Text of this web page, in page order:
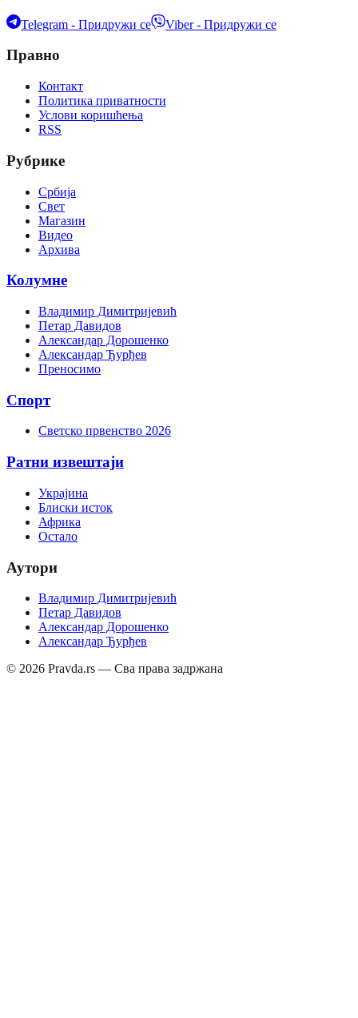
Telegram - Придружи се Viber - Придружи се
Правно
Контакт
Политика приватности
Услови коришћења
RSS
Рубрике
Србија
Свет
Магазин
Видео
Архива
Колумне
Владимир Димитријевић
Петар Давидов
Александар Дорошенко
Александар Ђурђев
Преносимо
Спорт
Светско првенство 2026
Ратни извештаји
Украјина
Блиски исток
Африка
Остало
Аутори
Владимир Димитријевић
Петар Давидов
Александар Дорошенко
Александар Ђурђев
© 2026 Pravda.rs — Сва права задржана